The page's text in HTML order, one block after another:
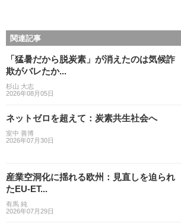
関連記事
「猛暑だから脱炭素」が消えたのは気候詐
欺がバレたか...
杉山 大志
2026年08月05日
ネットゼロを超えて：炭素共生社会へ
室中 善博
2026年07月30日
産業空洞化に揺れる欧州：見直しを迫られ
たEU-ET...
有馬 純
2026年07月29日